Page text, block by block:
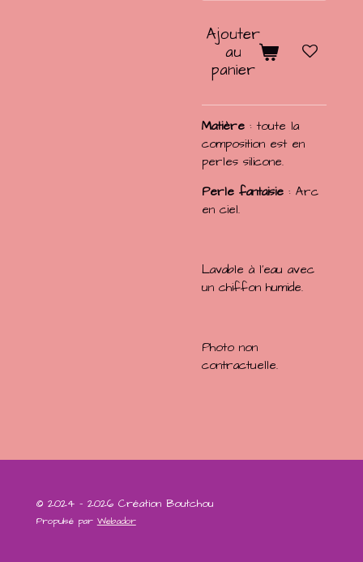
Ajouter
au
panier
Matière : toute la
composition est en
perles silicone.
Perle fantaisie : Arc
en ciel.
Lavable à l'eau avec
un chiffon humide.
Photo non
contractuelle.
© 2024 - 2026 Création Boutchou
Propulsé par Webador